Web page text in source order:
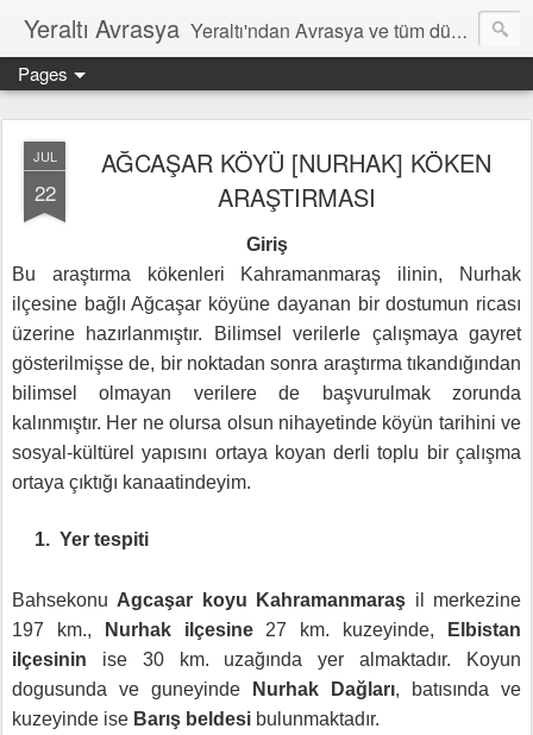
Yeraltı Avrasya Yeraltı'ndan Avrasya ve tüm dünyâ hakkında notlar
Pages
JUL
22
AĞCAŞAR KÖYÜ [NURHAK] KÖKEN
ARAŞTIRMASI
Giriş
Bu araştırma kökenleri Kahramanmaraş ilinin, Nurhak
ilçesine bağlı Ağcaşar köyüne dayanan bir dostumun ricası
üzerine hazırlanmıştır. Bilimsel verilerle çalışmaya gayret
gösterilmişse de, bir noktadan sonra araştırma tıkandığından
bilimsel olmayan verilere de başvurulmak zorunda
kalınmıştır. Her ne olursa olsun nihayetinde köyün tarihini ve
sosyal-kültürel yapısını ortaya koyan derli toplu bir çalışma
ortaya çıktığı kanaatindeyim.
1. Yer tespiti
Bahsekonu Agcaşar koyu Kahramanmaraş il merkezine
197 km.,
Nurhak ilçesine27 km. kuzeyinde,
Elbistan
ilçesinin ise 30 km. uzağında yer almaktadır. Koyun
dogusunda ve guneyinde
Nurhak Dağları, batısında ve
kuzeyinde ise Barış beldesi bulunmaktadır.